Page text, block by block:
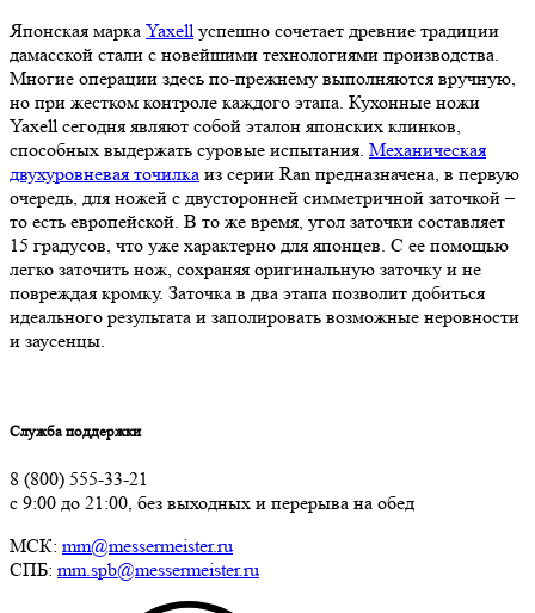
Японская марка Yaxell успешно сочетает древние традиции
дамасской стали с новейшими технологиями производства.
Многие операции здесь по-прежнему выполняются вручную,
но при жестком контроле каждого этапа. Кухонные ножи
Yaxell сегодня являют собой эталон японских клинков,
способных выдержать суровые испытания. Механическая
двухуровневая точилка из серии Ran предназначена, в первую
очередь, для ножей с двусторонней симметричной заточкой –
то есть европейской. В то же время, угол заточки составляет
15 градусов, что уже характерно для японцев. С ее помощью
легко заточить нож, сохраняя оригинальную заточку и не
повреждая кромку. Заточка в два этапа позволит добиться
идеального результата и заполировать возможные неровности
и заусенцы.
Служба поддержки
8 (800) 555-33-21
с 9:00 до 21:00, без выходных и перерыва на обед
МСК: mm@messermeister.ru
СПБ: mm.spb@messermeister.ru